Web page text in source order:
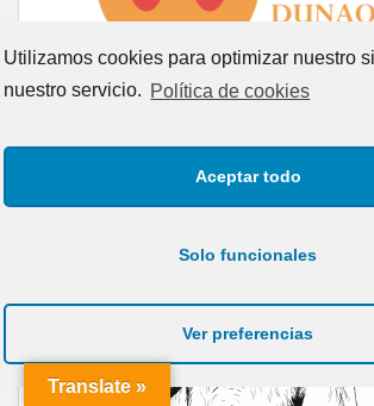
Utilizamos cookies para optimizar nuestro
nuestro servicio. Política de cookies
Aceptar todo
Solo funcionales
Ver preferencias
Translate »